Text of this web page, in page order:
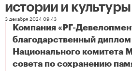
истории и культуры
3 декабря 2024 09:43
Компания «РГ-
благодарственный диплом
Национального комитета
совета по сохранению